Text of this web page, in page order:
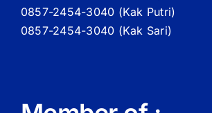
0857-2454-3040 (Kak Putri)
0857-2454-3040 (Kak Sari)